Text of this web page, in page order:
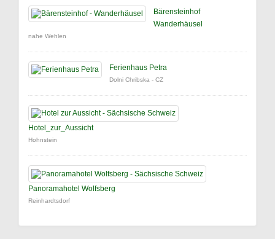
Bärensteinhof
Wanderhäusel
nahe Wehlen
Ferienhaus Petra
Dolni Chribska - CZ
Hotel_zur_Aussicht
Hohnstein
Panoramahotel Wolfsberg
Reinhardtsdorf